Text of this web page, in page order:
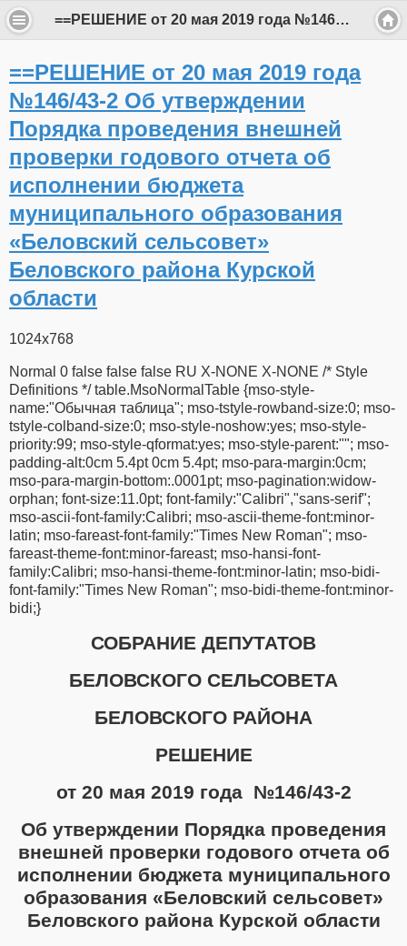
==РЕШЕНИЕ от 20 мая 2019 года №146/43-2 Об утверждении Порядка проведения внешней проверки годового отчета об исполнении бюджета муниципального образования «Беловский сельсовет» Беловского района Курской области
==РЕШЕНИЕ от 20 мая 2019 года
№146/43-2 Об утверждении
Порядка проведения внешней
проверки годового отчета об
исполнении бюджета
муниципального образования
«Беловский сельсовет»
Беловского района Курской
области
1024x768
Normal 0 false false false RU X-NONE X-NONE /* Style
Definitions */ table.MsoNormalTable {mso-style-
name:"Обычная таблица"; mso-tstyle-rowband-size:0; mso-
tstyle-colband-size:0; mso-style-noshow:yes; mso-style-
priority:99; mso-style-qformat:yes; mso-style-parent:""; mso-
padding-alt:0cm 5.4pt 0cm 5.4pt; mso-para-margin:0cm;
mso-para-margin-bottom:.0001pt; mso-pagination:widow-
orphan; font-size:11.0pt; font-family:"Calibri","sans-serif";
mso-ascii-font-family:Calibri; mso-ascii-theme-font:minor-
latin; mso-fareast-font-family:"Times New Roman"; mso-
fareast-theme-font:minor-fareast; mso-hansi-font-
family:Calibri; mso-hansi-theme-font:minor-latin; mso-bidi-
font-family:"Times New Roman"; mso-bidi-theme-font:minor-
bidi;}
СОБРАНИЕ ДЕПУТАТОВ
БЕЛОВСКОГО СЕЛЬСОВЕТА
БЕЛОВСКОГО РАЙОНА
РЕШЕНИЕ
от 20 мая 2019 года №146/43-2
Об утверждении Порядка проведения
внешней проверки годового отчета об
исполнении бюджета муниципального
образования «Беловский сельсовет»
Беловского района Курской области